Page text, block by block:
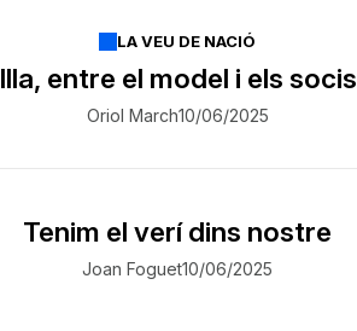
LA VEU DE NACIÓ
Illa, entre el model i els socis
Oriol March10/06/2025
Tenim el verí dins nostre
Joan Foguet10/06/2025